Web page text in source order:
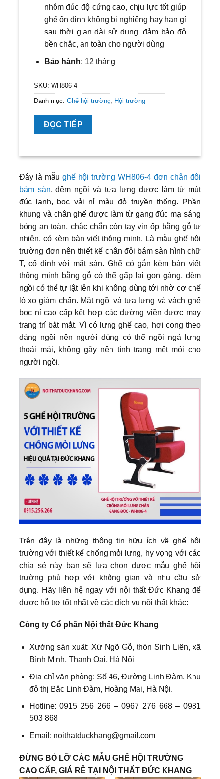
nhôm đúc độ cứng cao, chịu lực tốt giúp
ghế ổn định không bị nghiêng hay han gỉ
sau thời gian dài sử dụng, đảm bảo độ
bền chắc, an toàn cho người dùng.
Bảo hành: 12 tháng
SKU: WH806-4
Danh mục: Ghế hội trường Hội trường
ĐỌC TIẾP
Đây là mẫu ghế hội trường WH806-4 đơn chân đôi
bám sàn, đệm ngồi và tựa lưng được làm từ mút
đúc lạnh, bọc vải nỉ màu đỏ truyền thống. Phần
khung và chân ghế được làm từ gang đúc mạ sáng
bóng an toàn, chắc chắn còn tay vịn ốp bằng gỗ tự
nhiên, có kèm bàn viết thông minh. Là mẫu ghế hội
trường đơn nên thiết kế chân đôi bám sàn hình chữ
T, cố định với mặt sàn. Ghế có gắn kèm bàn viết
thông minh bằng gỗ có thể gấp lại gọn gàng, đệm
ngồi có thể tự lật lên khi không dùng tới nhờ cơ chế
lò xo giảm chấn. Mặt ngồi và tựa lưng và vách ghế
bọc nỉ cao cấp kết hợp các đường viền được may
trang trí bắt mắt. Vì có lưng ghế cao, hơi cong theo
dáng ngồi nên người dùng có thể ngồi ngả lưng
thoải mái, không gây nên tình trạng mệt mỏi cho
người ngồi.
Trên đây là những thông tin hữu ích về ghế hội
trường với thiết kế chống mỏi lưng, hy vọng với các
chia sẻ này bạn sẽ lựa chọn được mẫu ghế hội
trường phù hợp với không gian và nhu cầu sử
dụng. Hãy liên hệ ngay với nội thất Đức Khang để
được hỗ trợ tốt nhất về các dịch vụ nội thất khác:
Công ty Cổ phần Nội thất Đức Khang
Xưởng sản xuất: Xứ Ngõ Gỗ, thôn Sinh Liên, xã
Bình Minh, Thanh Oai, Hà Nội
Địa chỉ văn phòng: Số 46, Đường Linh Đàm, Khu
đô thị Bắc Linh Đàm, Hoàng Mai, Hà Nội.
Hotline: 0915 256 266 – 0967 276 668 – 0981
503 868
Email: noithatduckhang@gmail.com
ĐỪNG BỎ LỠ CÁC MẪU GHẾ HỘI TRƯỜNG
CAO CẤP, GIÁ RẺ TẠI NỘI THẤT ĐỨC KHANG